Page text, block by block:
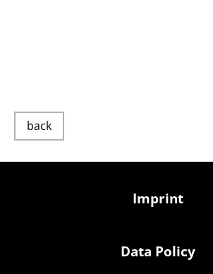
back
Imprint
Data Policy